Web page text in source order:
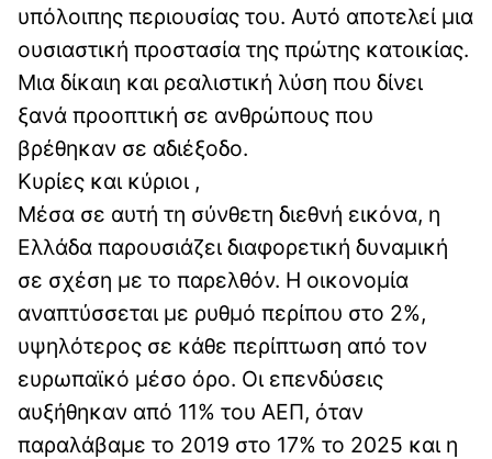
υπόλοιπης περιουσίας του. Αυτό αποτελεί μια
ουσιαστική προστασία της πρώτης κατοικίας.
Μια δίκαιη και ρεαλιστική λύση που δίνει
ξανά προοπτική σε ανθρώπους που
βρέθηκαν σε αδιέξοδο.
Κυρίες και κύριοι ,
Μέσα σε αυτή τη σύνθετη διεθνή εικόνα, η
Ελλάδα παρουσιάζει διαφορετική δυναμική
σε σχέση με το παρελθόν. Η οικονομία
αναπτύσσεται με ρυθμό περίπου στο 2%,
υψηλότερος σε κάθε περίπτωση από τον
ευρωπαϊκό μέσο όρο. Οι επενδύσεις
αυξήθηκαν από 11% του ΑΕΠ, όταν
παραλάβαμε το 2019 στο 17% το 2025 και η